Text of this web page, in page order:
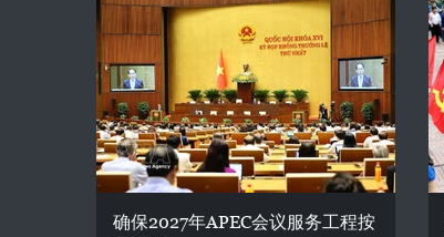
确保2027年APEC会议服务工程按